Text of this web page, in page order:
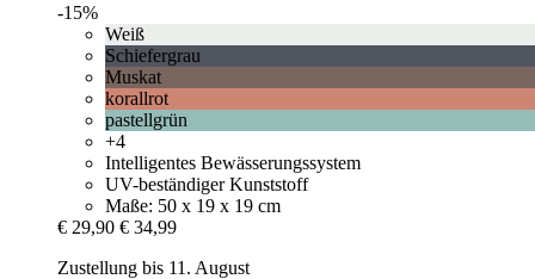
-15%
Weiß
Schiefergrau
Muskat
korallrot
pastellgrün
+4
Intelligentes Bewässerungssystem
UV-beständiger Kunststoff
Maße: 50 x 19 x 19 cm
€ 29,90 € 34,99
Zustellung bis 11. August